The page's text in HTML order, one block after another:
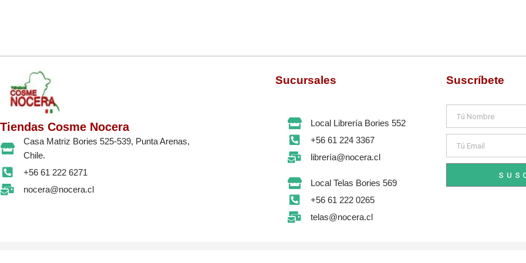
Tiendas Cosme Nocera
Casa Matriz Bories 525-539, Punta Arenas,
Chile.
+56 61 222 6271
nocera@nocera.cl
Sucursales
Local Librería Bories 552
+56 61 224 3367
librería@nocera.cl
Local Telas Bories 569
+56 61 222 0265
telas@nocera.cl
Suscríbete